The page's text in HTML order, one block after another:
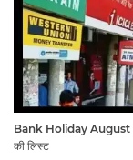
Bank Holiday August
की लिस्ट​​​​​​​